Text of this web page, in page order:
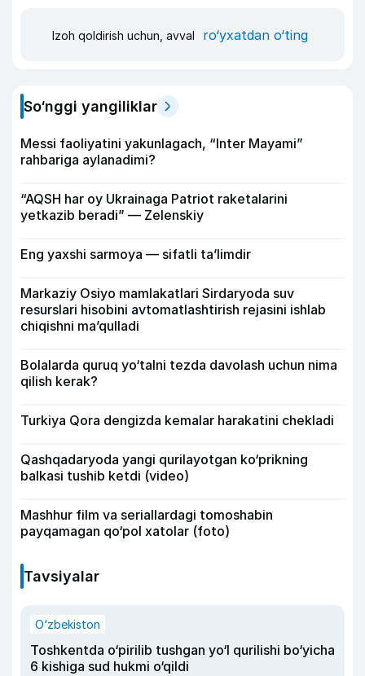
Izoh qoldirish uchun, avval ro‘yxatdan o‘ting
So‘nggi yangiliklar
Messi faoliyatini yakunlagach, “Inter Mayami”
rahbariga aylanadimi?
“AQSH har oy Ukrainaga Patriot raketalarini
yetkazib beradi” — Zelenskiy
Eng yaxshi sarmoya — sifatli ta’limdir
Markaziy Osiyo mamlakatlari Sirdaryoda suv
resurslari hisobini avtomatlashtirish rejasini ishlab
chiqishni ma’qulladi
Bolalarda quruq yo‘talni tezda davolash uchun nima
qilish kerak?
Turkiya Qora dengizda kemalar harakatini chekladi
Qashqadaryoda yangi qurilayotgan ko‘prikning
balkasi tushib ketdi (video)
Mashhur film va seriallardagi tomoshabin
payqamagan qo‘pol xatolar (foto)
Tavsiyalar
O‘zbekiston
Toshkentda o‘pirilib tushgan yo‘l qurilishi bo‘yicha
6 kishiga sud hukmi o‘qildi